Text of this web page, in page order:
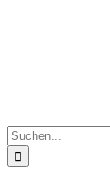
Suche
nach: